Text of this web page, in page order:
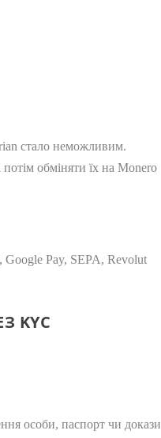
стало неможливим.
обміняти їх на Monero
Pay, SEPA, Revolut
KYC
особи, паспорт чи докази